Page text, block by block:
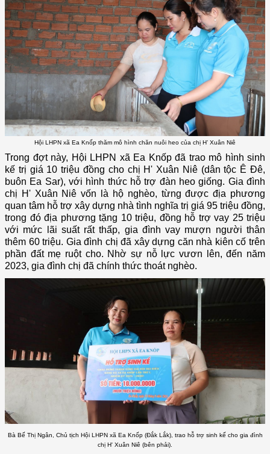
Hội LHPN xã Ea Knốp thăm mô hình chăn nuôi heo của chị H’ Xuân Niê
Trong đợt này, Hội LHPN xã Ea Knốp đã trao mô hình sinh
kế trị giá 10 triệu đồng cho chị H' Xuân Niê (dân tộc Ê Đê,
buôn Ea Sar), với hình thức hỗ trợ đàn heo giống. Gia đình
chị H' Xuân Niê vốn là hộ nghèo, từng được địa phương
quan tâm hỗ trợ xây dựng nhà tình nghĩa trị giá 95 triệu đồng,
trong đó địa phương tặng 10 triệu, đồng hỗ trợ vay 25 triệu
với mức lãi suất rất thấp, gia đình vay mượn người thân
thêm 60 triệu. Gia đình chị đã xây dựng căn nhà kiên cố trên
phần đất mẹ ruột cho. Nhờ sự nỗ lực vươn lên, đến năm
2023, gia đình chị đã chính thức thoát nghèo.
Bà Bế Thị Ngân, Chủ tịch Hội LHPN xã Ea Knốp (Đắk Lắk), trao hỗ trợ sinh kế cho gia đình
chị H' Xuân Niê (bên phải).